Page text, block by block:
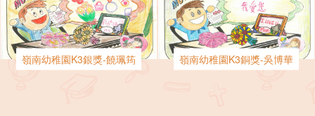
嶺南幼稚園K3銀獎-饒珮筠 嶺南幼稚園K3銅獎-吳博華